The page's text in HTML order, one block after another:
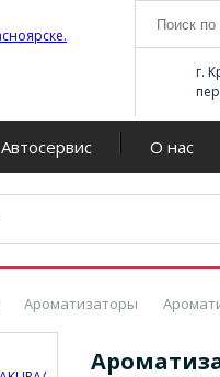
г.
Автосервис О нас
Ароматизаторы